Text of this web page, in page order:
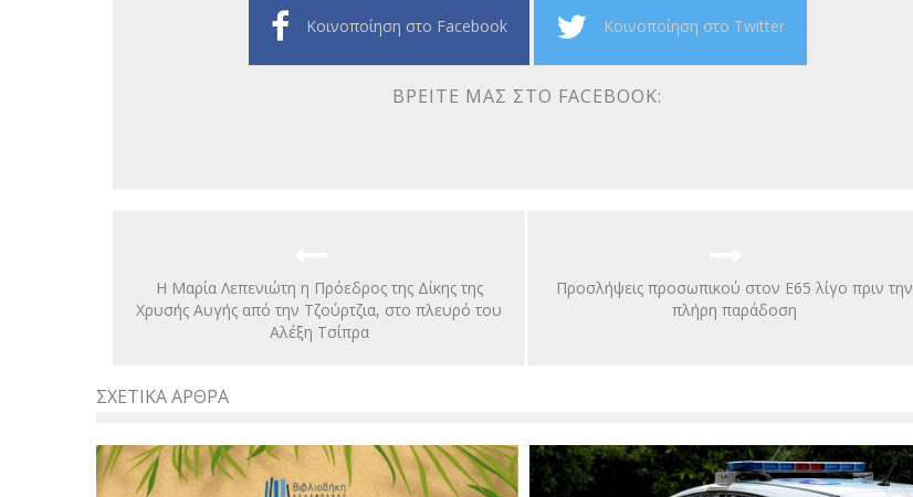
Κοινοποίηση στο Facebook Κοινοποίηση στο Twitter
ΒΡΕΊΤΕ ΜΑΣ ΣΤΟ FACEBOOK:
Η Μαρία Λεπενιώτη η Πρόεδρος της Δίκης της
Χρυσής Αυγής από την Τζούρτζια, στο πλευρό του
Αλέξη Τσίπρα
Προσλήψεις προσωπικού στον Ε65 λίγο πριν την
πλήρη παράδοση
ΣΧΕΤΙΚΆ ΆΡΘΡΑ